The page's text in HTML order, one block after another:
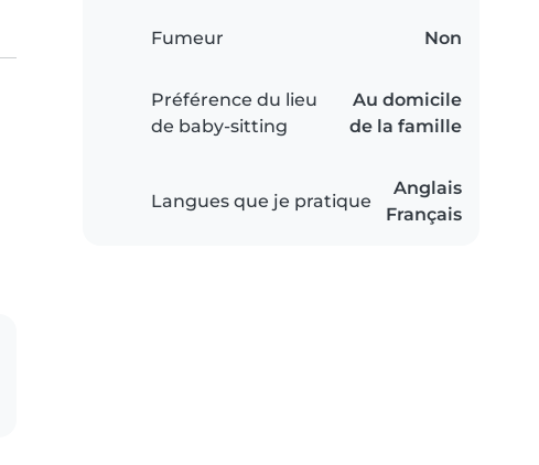
Fumeur Non
Préférence du lieu
de baby-sitting
Au domicile
de la famille
Langues que je pratique
Anglais
Français